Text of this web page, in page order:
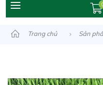
Trang chủ Sản